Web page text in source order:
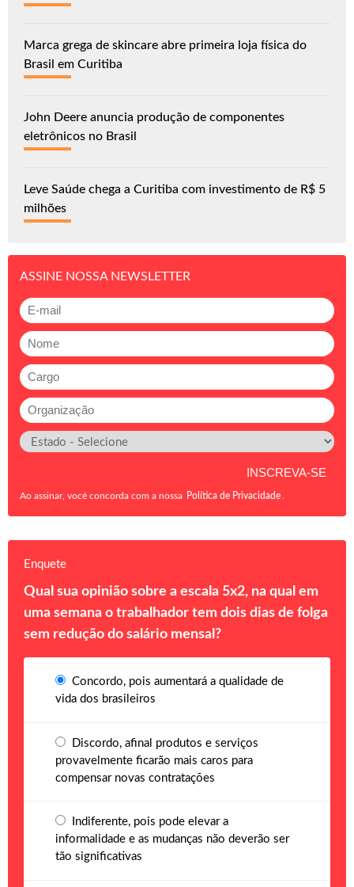
Marca grega de skincare abre primeira loja física do
Brasil em Curitiba
John Deere anuncia produção de componentes
eletrônicos no Brasil
Leve Saúde chega a Curitiba com investimento de R$ 5
milhões
ASSINE NOSSA NEWSLETTER
Ao assinar, você concorda com a nossa Política de Privacidade
Enquete
Qual sua opinião sobre a escala 5x2, na qual em
uma semana o trabalhador tem dois dias de folga
sem redução do salário mensal?
Concordo, pois aumentará a qualidade de
vida dos brasileiros
Discordo, afinal produtos e serviços
provavelmente ficarão mais caros para
compensar novas contratações
Indiferente, pois pode elevar a
informalidade e as mudanças não deverão ser
tão significativas